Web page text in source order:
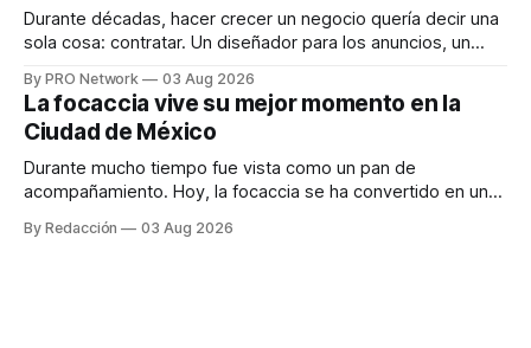
Durante décadas, hacer crecer un negocio quería decir una
sola cosa: contratar. Un diseñador para los anuncios, un
para los textos, alguien que supiera de publicidad digital
para encontrar prospectos, un vendedor para atender
llamadas y mensajes, y —con suerte— una persona
By PRO Network 03 Aug 2026
La focaccia vive su mejor momento en la
Ciudad de México
Durante mucho tiempo fue vista como un pan de
acompañamiento. Hoy, la focaccia se ha convertido en uno
artesanal, ingredientes de calidad y experiencias que
By Redacción 03 Aug 2026